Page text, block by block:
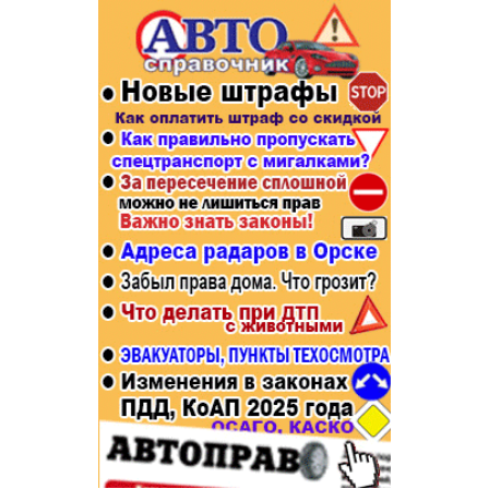
Афиша
Строительство и ремонт
Авто и мото
Рестораны, кафе, бары
Спорт Фитнес
Недвижимость
Красота Косметология
Телекоммуникации и связь
Торговля
Бизнес и финансы
Юристы, Экспертиза, Страхование
Ремонт
Социальные организации
Это интересно
Администрация
Популярное →
Строительство и ремонт